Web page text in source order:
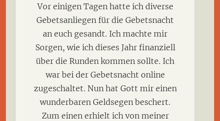
Vor einigen Tagen hatte ich diverse
Gebetsanliegen für die Gebetsnacht
an euch gesandt. Ich machte mir
Sorgen, wie ich dieses Jahr finanziell
über die Runden kommen sollte. Ich
war bei der Gebetsnacht online
zugeschaltet. Nun hat Gott mir einen
wunderbaren Geldsegen beschert.
Zum einen erhielt ich von meiner